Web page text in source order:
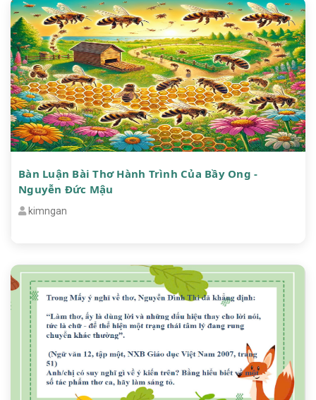
Bàn Luận Bài Thơ Hành Trình Của Bầy Ong -
Nguyễn Đức Mậu
kimngan